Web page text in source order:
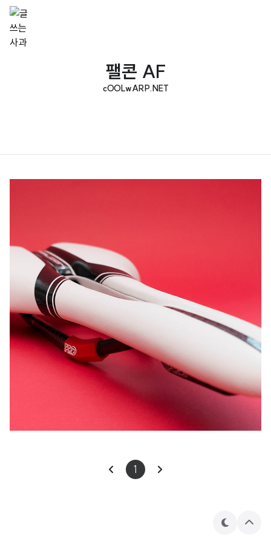
팰콘 AF
cOOLwARP.NET
1
테
상